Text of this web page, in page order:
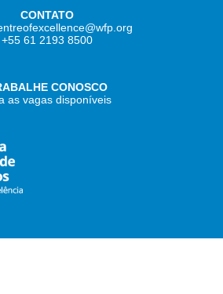
CONTATO
+55 61 2193 8500
CONOSCO
as vagas disponíveis